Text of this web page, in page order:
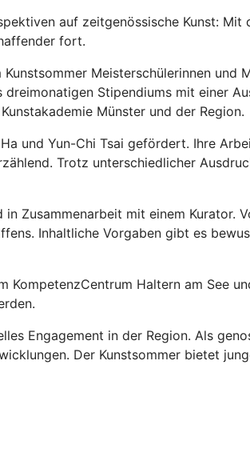
auf zeitgenössische Kunst:
fort.
Meisterschülerinnen und
Stipendiums mit einer
Münster und der Region.
und Yun-Chi Tsai gefördert. Ihre
Trotz unterschiedlicher
Zusammenarbeit mit einem Kurator.
Inhaltliche Vorgaben gibt es
Haltern am See
Engagement in der Region. Als
Der Kunstsommer bietet